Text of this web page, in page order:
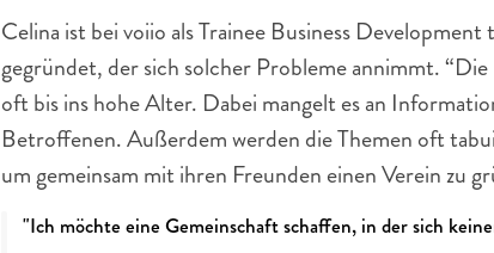
Celina ist bei voiio als Trainee Business
gegründet, der sich solcher Probleme annimmt.
oft bis ins hohe Alter. Dabei mangelt es an
Betroffenen. Außerdem werden die Themen oft
um gemeinsam mit ihren Freunden einen Verein zu
"Ich möchte eine Gemeinschaft schaffen, in der sich